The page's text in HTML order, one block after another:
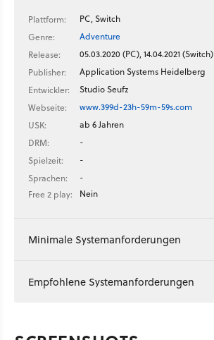
Plattform:
PC, Switch
Genre:
Adventure
Release:
05.03.2020 (PC), 14.04.2021 (Switch)
Publisher:
Application Systems Heidelberg
Entwickler:
Studio Seufz
Webseite:
www.399d-23h-59m-59s.com
USK:
ab 6 Jahren
DRM:
-
Spielzeit:
-
Sprachen:
-
Free 2 play:
Nein
Minimale Systemanforderungen
Empfohlene Systemanforderungen